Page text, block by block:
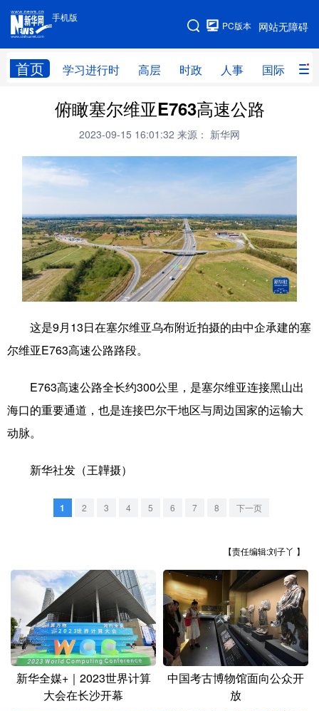
手机版
网站无障碍
PC版本
首页 学习进行时 高层 时政 人事 国际 财
手机版
网站地图
学习进行时 高层 时政 人事
财经 网评
台湾 思客智库 全球连线 教育
文化 书画 健康 军事
访谈 视频 图片 政务
法律 中央文件 金融 汽车
学术中国 乡村振兴
彩票 娱乐 时尚 悦读
文化产业
地方频道
山西
辽宁 吉林 上海 江苏
浙江 安徽 福建 江西
山东 河南 湖北 湖南
广东 广西 海南 重庆
四川 贵州
俯瞰塞尔维亚E763高速公路
2023-09-15 16:01:32 来源： 新华网
这是9月13日在塞尔维亚乌布附近拍摄的由中企承建的塞
尔维亚E763高速公路路段。
E763高速公路全长约300公里，是塞尔维亚连接黑山出
海口的重要通道，也是连接巴尔干地区与周边国家的运输大
动脉。
新华社发（王韡摄）
1 2 3 4 5 6 7 8 下一页
【责任编辑:刘子丫 】
新华全媒+｜2023世界计算
大会在长沙开幕
中国考古博物馆面向公众开
放